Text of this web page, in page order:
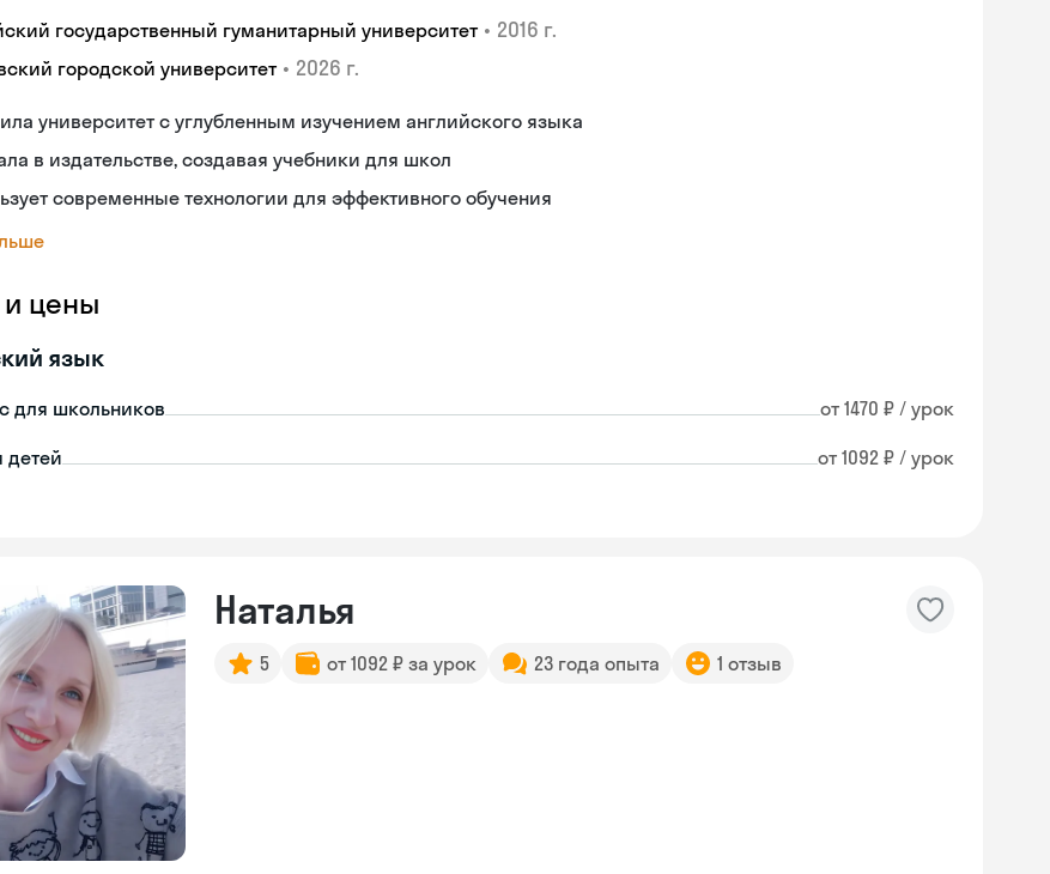
государственный гуманитарный университет • 2016 г.
городской университет • 2026 г.
университет с углубленным изучением английского языка
в издательстве, создавая учебники для школ
современные технологии для эффективного обучения
и цены
язык
для школьников от 1470 ₽ / урок
детей от 1092 ₽ / урок
Наталья
5 от 1092 ₽ за урок 23 года опыта 1 отзыв